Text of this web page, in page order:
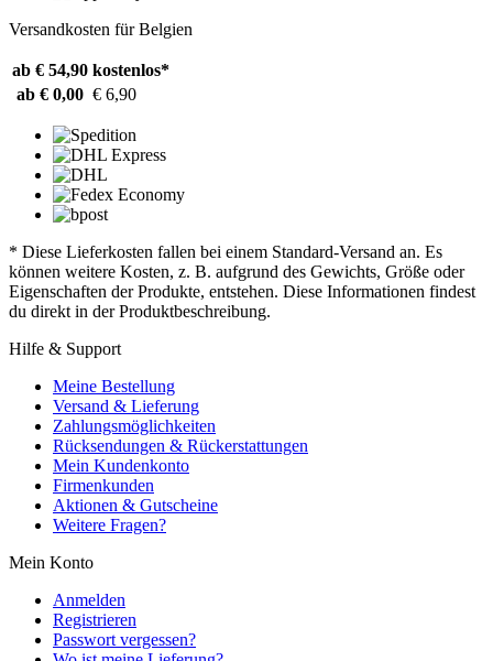
Versandkosten für Belgien
ab € 54,90 kostenlos*
ab € 0,00 € 6,90
* Diese Lieferkosten fallen bei einem Standard-Versand an. Es
können weitere Kosten, z. B. aufgrund des Gewichts, Größe oder
Eigenschaften der Produkte, entstehen. Diese Informationen findest
du direkt in der Produktbeschreibung.
Hilfe & Support
Meine Bestellung
Versand & Lieferung
Zahlungsmöglichkeiten
Rücksendungen & Rückerstattungen
Mein Kundenkonto
Firmenkunden
Aktionen & Gutscheine
Weitere Fragen?
Mein Konto
Anmelden
Registrieren
Passwort vergessen?